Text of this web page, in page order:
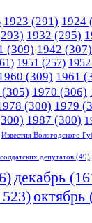
1923 (291) 1924
1932 (295)
(309) 1942 (307)
1951 (257) 1952
(309) 1961
(305) 1970 (306)
(300) 1979
1987 (300)
Известия Вологодского
депутатов (49)
декабрь
октябрь